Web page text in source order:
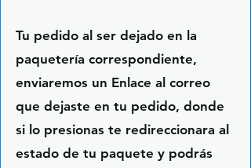
Tu pedido al ser dejado en la
paquetería correspondiente,
enviaremos un Enlace al correo
que dejaste en tu pedido, donde
si lo presionas te redireccionara al
estado de tu paquete y podrás